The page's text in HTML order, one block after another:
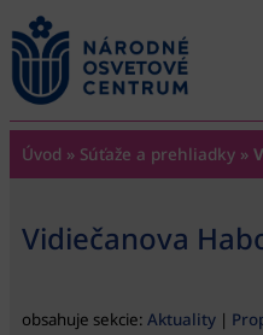
content
Úvod » Súťaže a prehliadky »
Vidiečanova
obsahuje sekcie: Aktuality |